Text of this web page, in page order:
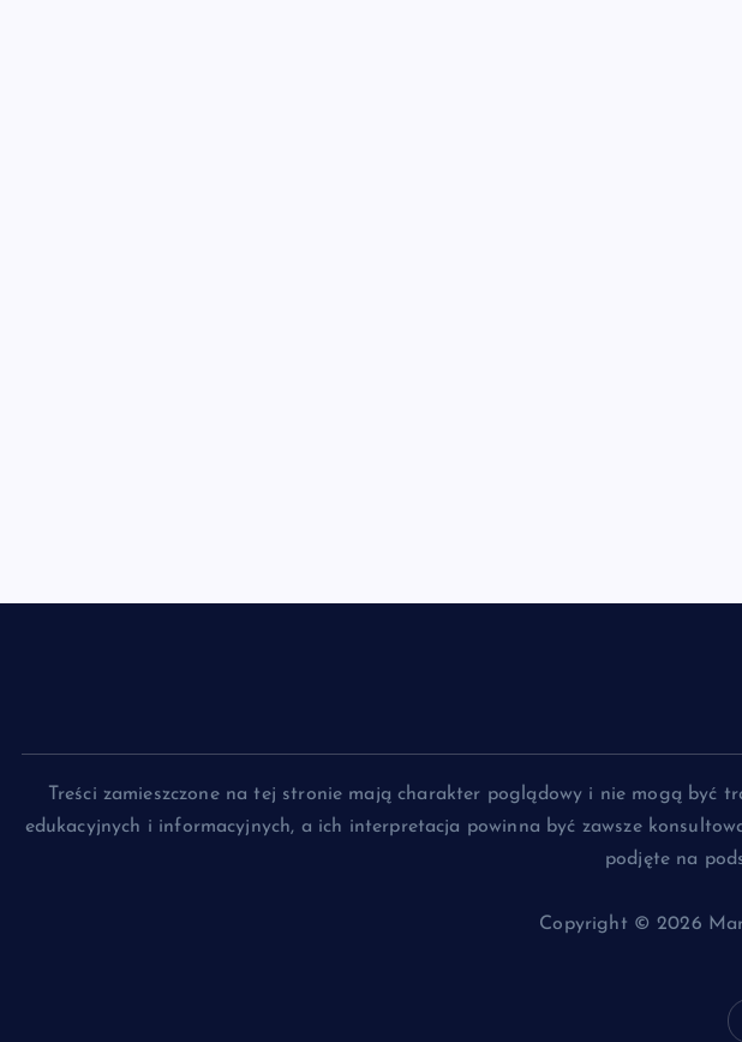
Treści zamieszczone na tej stronie mają charakter poglądowy i nie mogą
edukacyjnych i informacyjnych, a ich interpretacja powinna być zawsze
podjęte na
Copyright © 2026